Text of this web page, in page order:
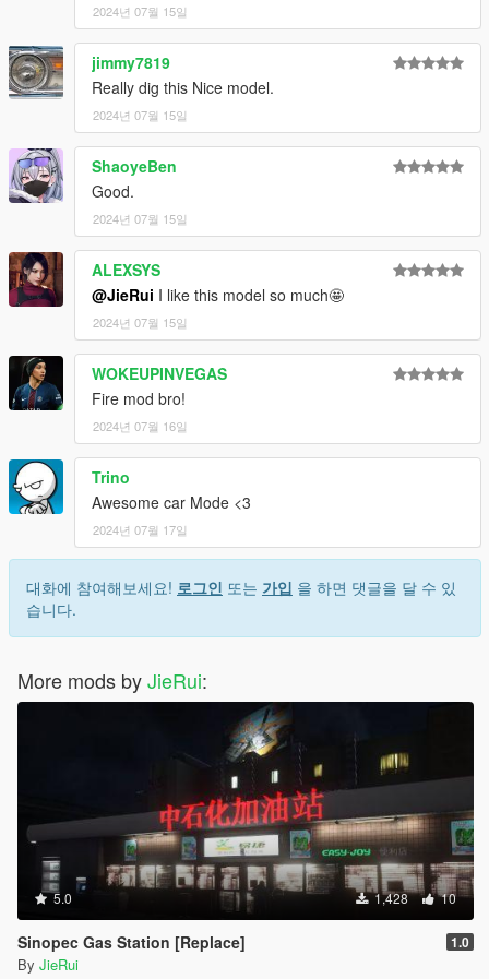
2024년 07월 15일
jimmy7819
Really dig this Nice model.
2024년 07월 15일
ShaoyeBen
Good.
2024년 07월 15일
ALEXSYS
@JieRui I like this model so much🤩
2024년 07월 15일
WOKEUPINVEGAS
Fire mod bro!
2024년 07월 16일
Trino
Awesome car Mode <3
2024년 07월 17일
대화에 참여해보세요! 로그인 또는 가입 을 하면 댓글을 달 수 있
습니다.
More mods byJieRui:
5.0 1,428 10
Sinopec Gas Station [Replace] 1.0
By JieRui